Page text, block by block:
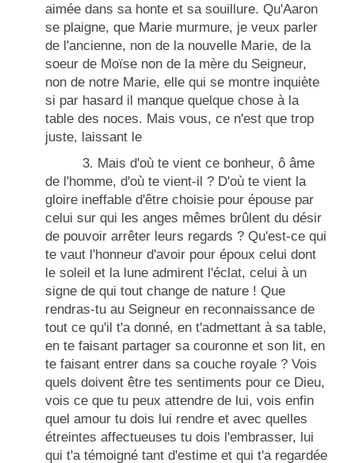
aimée dans sa honte et sa souillure. Qu'Aaron
se plaigne, que Marie murmure, je veux parler
de l'ancienne, non de la nouvelle Marie, de la
soeur de Moïse non de la mère du Seigneur,
non de notre Marie, elle qui se montre inquiète
si par hasard il manque quelque chose à la
table des noces. Mais vous, ce n'est que trop
juste, laissant le
3. Mais d'où te vient ce bonheur, ô âme
de l'homme, d'où te vient-il ? D'où te vient la
gloire ineffable d'être choisie pour épouse par
celui sur qui les anges mêmes brûlent du désir
de pouvoir arrêter leurs regards ? Qu'est-ce qui
te vaut l'honneur d'avoir pour époux celui dont
le soleil et la lune admirent l'éclat, celui à un
signe de qui tout change de nature ! Que
rendras-tu au Seigneur en reconnaissance de
tout ce qu'il t'a donné, en t'admettant à sa table,
en te faisant partager sa couronne et son lit, en
te faisant entrer dans sa couche royale ? Vois
quels doivent être tes sentiments pour ce Dieu,
vois ce que tu peux attendre de lui, vois enfin
quel amour tu dois lui rendre et avec quelles
étreintes affectueuses tu dois l'embrasser, lui
qui t'a témoigné tant d'estime et qui t'a regardée